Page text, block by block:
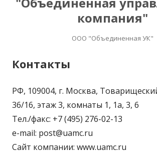
компания"
ООО "Объединенная УК"
Контакты
РФ, 109004, г. Москва,
36/16, этаж 3, комнаты 1, 1а, 3, 6
Тел./факс: +7 (495) 276-02-13
e-mail: post@uamc.ru
Сайт компании: www.uamc.ru